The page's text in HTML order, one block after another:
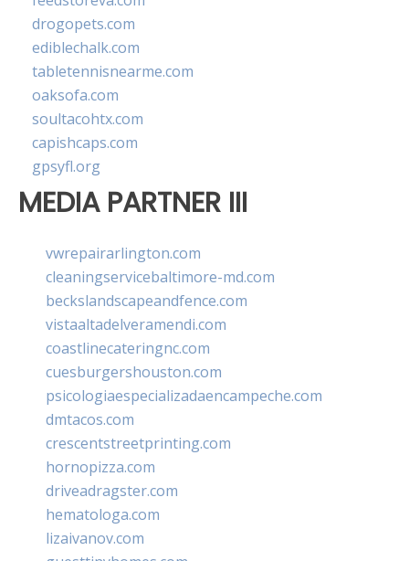
drogopets.com
ediblechalk.com
tabletennisnearme.com
oaksofa.com
soultacohtx.com
capishcaps.com
gpsyfl.org
MEDIA PARTNER III
vwrepairarlington.com
cleaningservicebaltimore-md.com
beckslandscapeandfence.com
vistaaltadelveramendi.com
coastlinecateringnc.com
cuesburgershouston.com
psicologiaespecializadaencampeche.com
dmtacos.com
crescentstreetprinting.com
hornopizza.com
driveadragster.com
hematologa.com
lizaivanov.com